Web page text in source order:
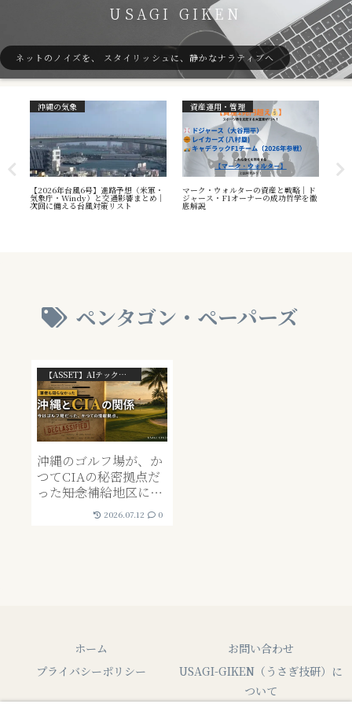
USAGI GIKEN
ネットのノイズを、 スタイリッシュに、静かなナラティブへ
沖縄の気象
【2026年台風6号】進路予想（米軍・
気象庁・Windy）と交通影響まとめ｜
次回に備える台風対策リスト
資産運用・管理
マーク・ウォルターの資産と戦略｜ド
ジャース・F1オーナーの成功哲学を徹
底解説
ペンタゴン・ペーパーズ
【ASSET】AIテック・資産・解析系
沖縄のゴルフ場が、か
つてCIAの秘密拠点だ
った――知念補給地区に隠
された歴史 2026.07.12 0
ホーム
お問い合わせ
プライバシーポリシー
USAGI-GIKEN（うさぎ技研）に
ついて